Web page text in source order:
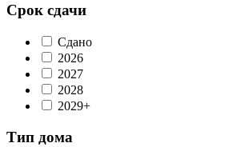
Срок сдачи
Сдано
2026
2027
2028
2029+
Тип дома